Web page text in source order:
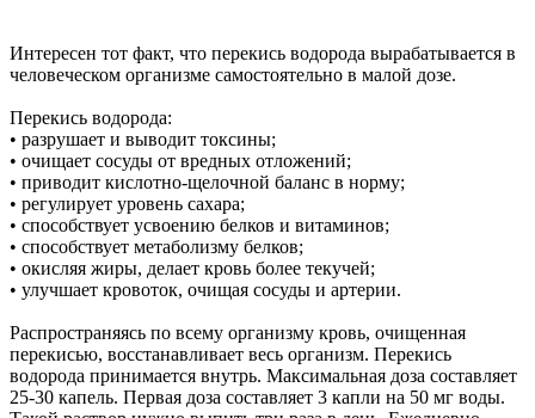
Интересен тот факт, что перекись водорода вырабатывается в
человеческом организме самостоятельно в малой дозе.
Перекись водорода:
• разрушает и выводит токсины;
• очищает сосуды от вредных отложений;
• приводит кислотно-щелочной баланс в норму;
• регулирует уровень сахара;
• способствует усвоению белков и витаминов;
• способствует метаболизму белков;
• окисляя жиры, делает кровь более текучей;
• улучшает кровоток, очищая сосуды и артерии.
Распространяясь по всему организму кровь, очищенная
перекисью, восстанавливает весь организм. Перекись
водорода принимается внутрь. Максимальная доза составляет
25-30 капель. Первая доза составляет 3 капли на 50 мг воды.